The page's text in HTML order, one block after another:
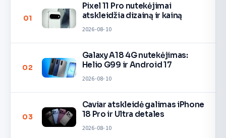
01
Pixel 11 Pro nutekėjimai
atskleidžia dizainą ir kainą
2026-08-10
02
Galaxy A18 4G nutekėjimas:
Helio G99 ir Android 17
2026-08-10
03
Caviar atskleidė galimas iPhone
18 Pro ir Ultra detales
2026-08-10